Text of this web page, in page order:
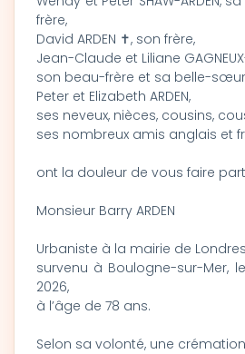
frère,
David ARDEN ✝, son frère,
Jean-Claude et Liliane
son beau-frère et sa belle-
Peter et Elizabeth ARDEN,
ses neveux, nièces, cousins,
ses nombreux amis anglais et
ont la douleur de vous faire
Monsieur Barry ARDEN
Urbaniste à la mairie de Londres
survenu à Boulogne-sur-Mer,
2026,
à l’âge de 78 ans.
Selon sa volonté, une